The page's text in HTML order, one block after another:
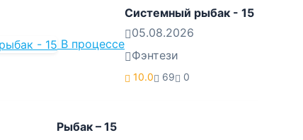
В процессе
Системный рыбак - 15
05.08.2026
Фэнтези
10.0 69 0
Рыбак – 15